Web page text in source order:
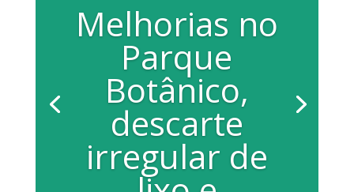
Melhorias no
Parque
Botânico,
descarte
irregular de